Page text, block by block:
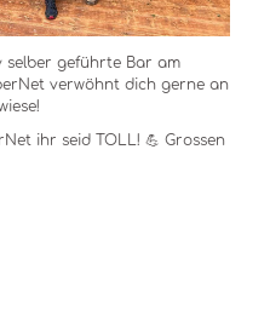
selber geführte Bar am
verwöhnt dich gerne an
ihr seid TOLL! 💪 Grossen